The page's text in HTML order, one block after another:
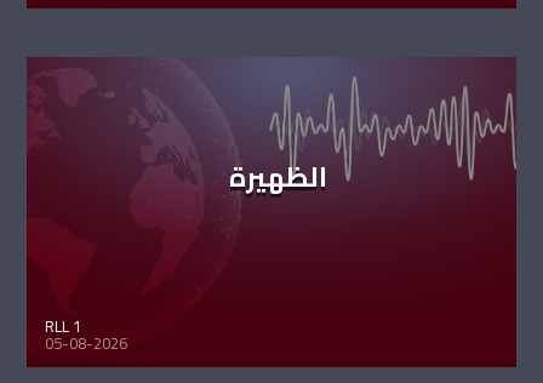
الظهيرة
RLL 1
05-08-2026